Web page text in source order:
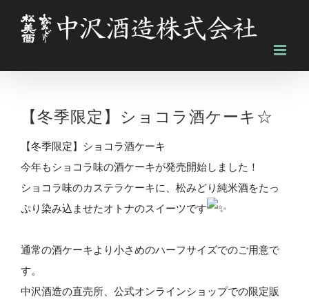
【冬季限定】ショコラ酒ケーキ☆
【冬季限定】ショコラ酒ケーキ
今年もショコラ味の酒ケーキが発売開始しました！
ショコラ味のカステラケーキに、松みどり純米酒をたっ
ぷり染み込ませたオトナのスイーツです
通常の酒ケーキより小さめのハーフサイズでのご用意で
す。
中沢酒造の直売所、公式オンラインショップでの限定販